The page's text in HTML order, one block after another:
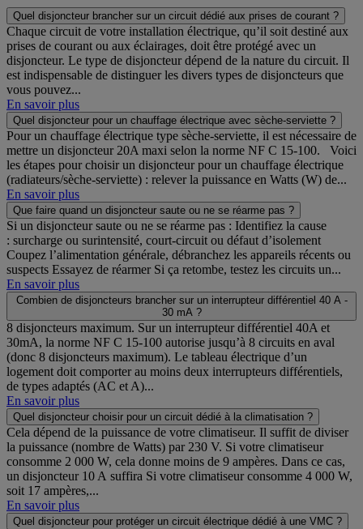
Quel disjoncteur brancher sur un circuit dédié aux prises de courant ?
Chaque circuit de votre installation électrique, qu’il soit destiné aux
prises de courant ou aux éclairages, doit être protégé avec un
disjoncteur. Le type de disjoncteur dépend de la nature du circuit. Il
est indispensable de distinguer les divers types de disjoncteurs que
vous pouvez...
En savoir plus
Quel disjoncteur pour un chauffage électrique avec sèche-serviette ?
Pour un chauffage électrique type sèche-serviette, il est nécessaire de
mettre un disjoncteur 20A maxi selon la norme NF C 15-100. Voici
les étapes pour choisir un disjoncteur pour un chauffage électrique
(radiateurs/sèche-serviette) : relever la puissance en Watts (W) de...
En savoir plus
Que faire quand un disjoncteur saute ou ne se réarme pas ?
Si un disjoncteur saute ou ne se réarme pas : Identifiez la cause
: surcharge ou surintensité, court‑circuit ou défaut d’isolement
Coupez l’alimentation générale, débranchez les appareils récents ou
suspects Essayez de réarmer Si ça retombe, testez les circuits un...
En savoir plus
Combien de disjoncteurs brancher sur un interrupteur différentiel 40 A -
30 mA ?
8 disjoncteurs maximum. Sur un interrupteur différentiel 40A et
30mA, la norme NF C 15‑100 autorise jusqu’à 8 circuits en aval
(donc 8 disjoncteurs maximum). Le tableau électrique d’un
logement doit comporter au moins deux interrupteurs différentiels,
de types adaptés (AC et A)...
En savoir plus
Quel disjoncteur choisir pour un circuit dédié à la climatisation ?
Cela dépend de la puissance de votre climatiseur. Il suffit de diviser
la puissance (nombre de Watts) par 230 V. Si votre climatiseur
consomme 2 000 W, cela donne moins de 9 ampères. Dans ce cas,
un disjoncteur 10 A suffira Si votre climatiseur consomme 4 000 W,
soit 17 ampères,...
En savoir plus
Quel disjoncteur pour protéger un circuit électrique dédié à une VMC ?